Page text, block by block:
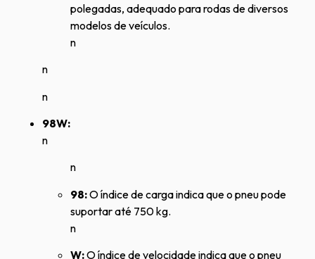
polegadas, adequado para rodas de diversos
modelos de veículos.
n
n
n
98W:
n
n
98:O índice de carga indica que o pneu pode
suportar até 750 kg.
n
W:O índice de velocidade indica que o pneu